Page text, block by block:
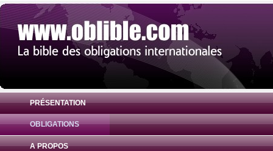
PRÉSENTATION
OBLIGATIONS
A PROPOS
Obligation Canadian Imperial Bank